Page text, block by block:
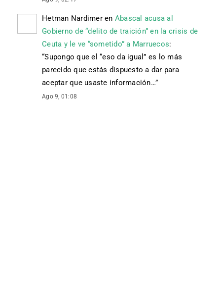
Hetman Nardimeren Abascal acusa al
Gobierno de “delito de traición” en la crisis de
Ceuta y le ve “sometido” a Marruecos:
“Supongo que el “eso da igual” es lo más
parecido que estás dispuesto a dar para
aceptar que usaste información…”
Ago 9, 01:08